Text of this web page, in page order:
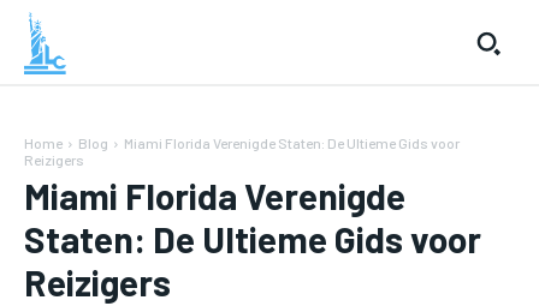
Home Blog
Miami Florida Verenigde Staten: De Ultieme Gids voor
Reizigers
Miami Florida Verenigde
Staten: De Ultieme Gids voor
Reizigers